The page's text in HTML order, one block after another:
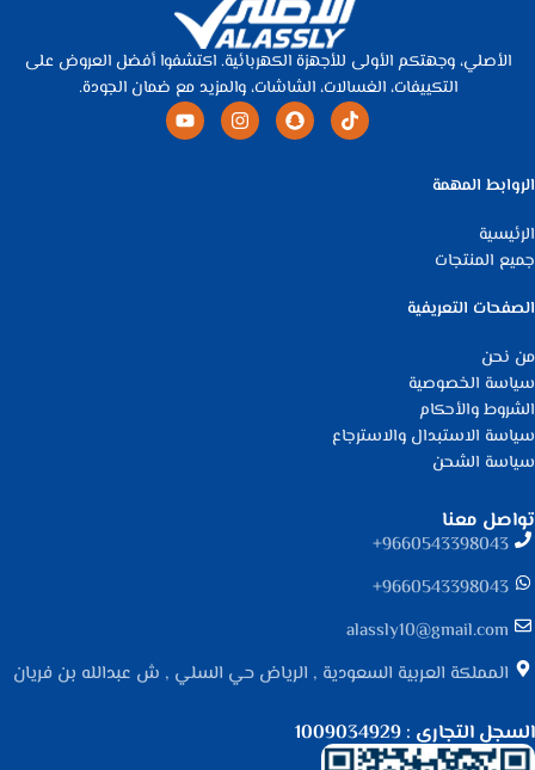
الأصلي، وجهتكم الأولى للأجهزة الكهربائية. اكتشفوا أفضل العروض على
التكييفات، الغسالات، الشاشات، والمزيد مع ضمان الجودة.
الروابط المهمة
الرئيسية
جميع المنتجات
الصفحات التعريفية
من نحن
سياسة الخصوصية
الشروط والأحكام
سياسة الاستبدال والاسترجاع
سياسة الشحن
تواصل معنا
9660543398043⁩+
9660543398043⁩+
alassly10@gmail.com
المملكة العربية السعودية , الرياض حي السلي , ش عبدالله بن فريان
السجل التجاري : 1009034929